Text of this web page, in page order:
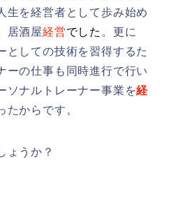
生を経営者として歩み始め
居酒屋経営でした 。更に
としての技術を習得するた
ーの仕事も同時進行で行い
ソナルトレーナー事業を経
たからです。
ょうか？